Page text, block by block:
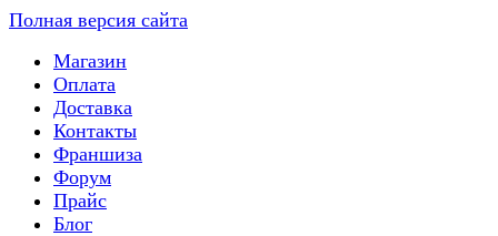
Полная версия сайта
Магазин
Оплата
Доставка
Контакты
Франшиза
Форум
Прайс
Блог